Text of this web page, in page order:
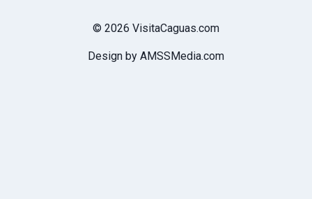
© 2026 VisitaCaguas.com
Design by AMSSMedia.com